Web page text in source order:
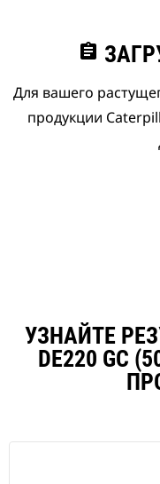
assignment
Для вашего
продукции
УЗНАЙТЕ
DE220 GC